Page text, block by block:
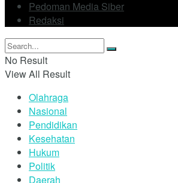
Pedoman Media Siber
Redaksi
No Result
View All Result
Olahraga
Nasional
Pendidikan
Kesehatan
Hukum
Politik
Daerah